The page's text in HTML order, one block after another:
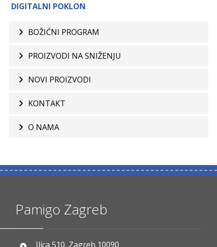
DIGITALNI POKLON
BOŽIĆNI PROGRAM
PROIZVODI NA SNIŽENJU
NOVI PROIZVODI
KONTAKT
O NAMA
Pamigo Zagreb
Ilica 510, Zagreb 10090